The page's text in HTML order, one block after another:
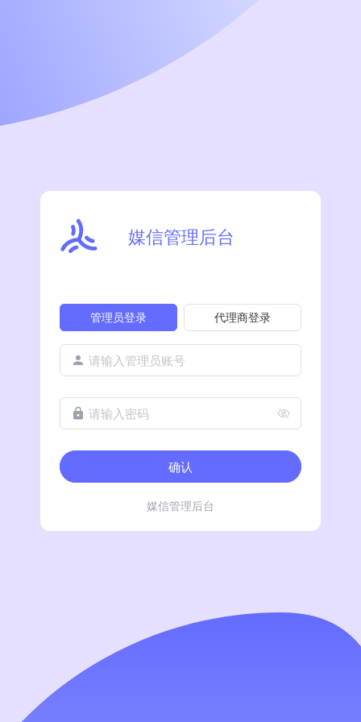
媒信管理后台
管理员登录 代理商登录
请输入管理员账号
请输入密码
确认
媒信管理后台